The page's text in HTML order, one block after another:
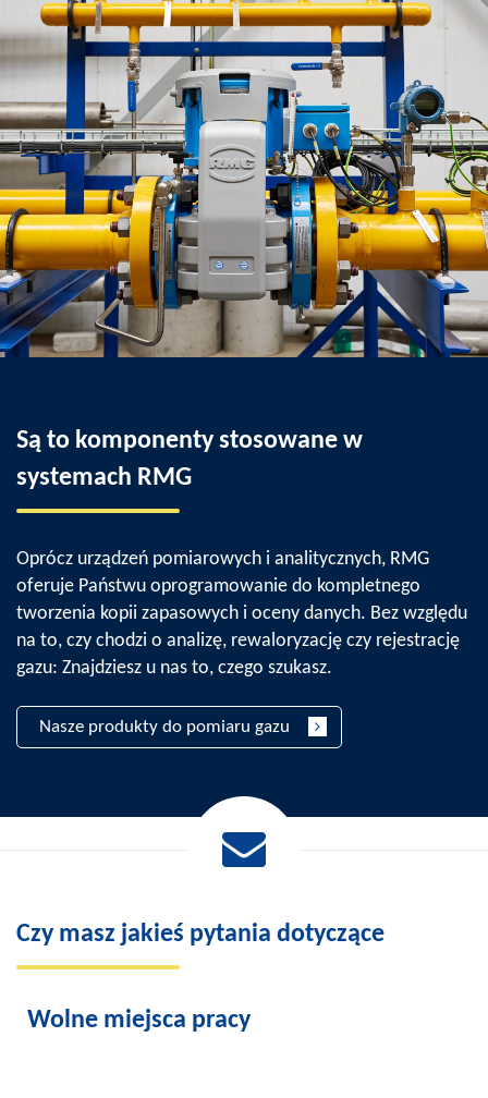
Są to komponenty stosowane w
systemach RMG
Oprócz urządzeń pomiarowych i analitycznych, RMG
oferuje Państwu oprogramowanie do kompletnego
tworzenia kopii zapasowych i oceny danych. Bez względu
na to, czy chodzi o analizę, rewaloryzację czy rejestrację
gazu: Znajdziesz u nas to, czego szukasz.
Nasze produkty do pomiaru gazu
Czy masz jakieś pytania dotyczące
Wolne miejsca pracy